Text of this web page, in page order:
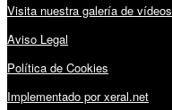
Visita nuestra galería de vídeos
Aviso Legal
Política de Cookies
Implementado por xeral.net